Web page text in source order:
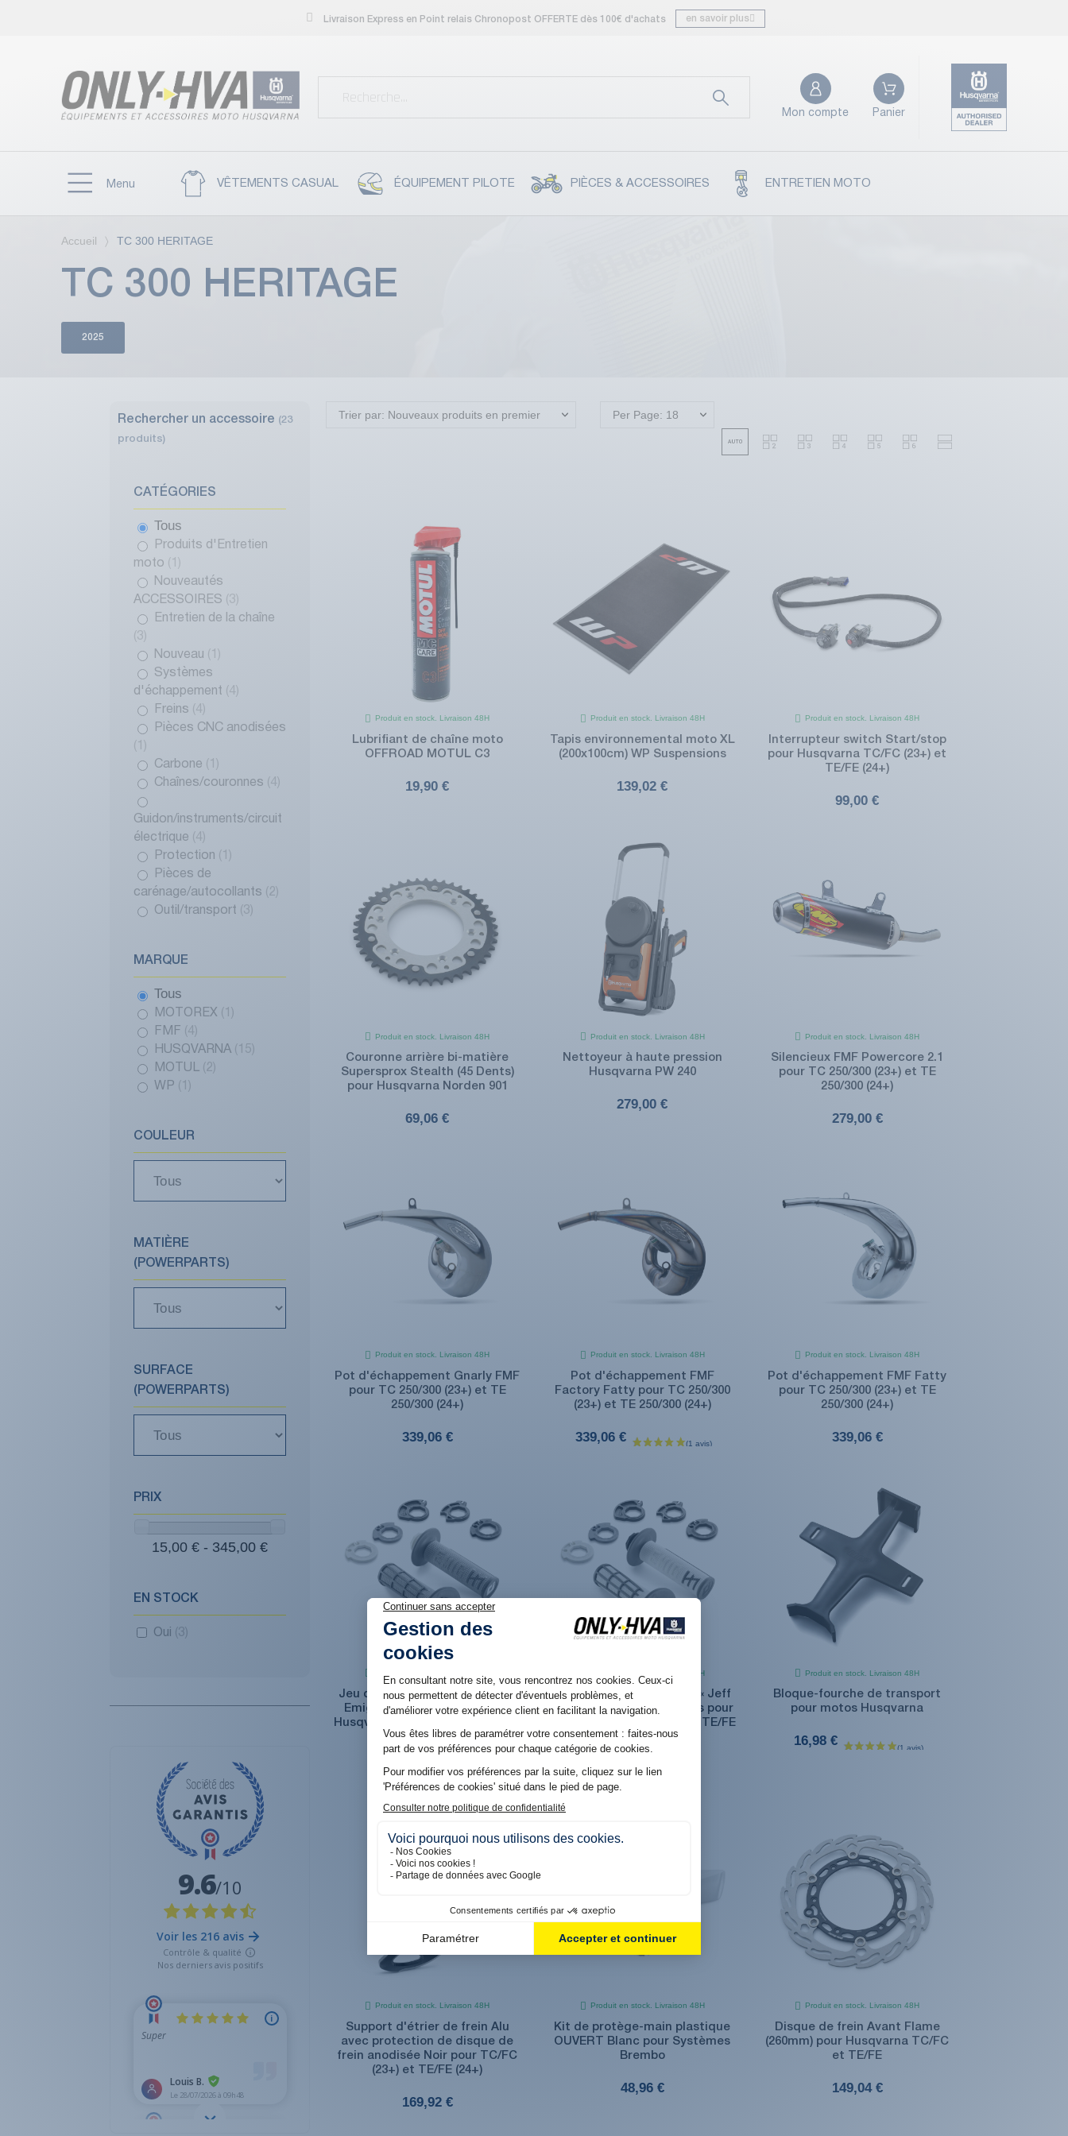
Livraison Express en Point relais Chronopost OFFERTE dès 100€ d'achats en savoir plus
Mon compte Panier
Menu VÊTEMENTS CASUAL ÉQUIPEMENT PILOTE PIÈCES & ACCESSOIRES ENTRETIEN MOTO
Accueil TC 300 HERITAGE
TC 300 HERITAGE
2025
Rechercher un accessoire (23
produits)
CATÉGORIES
Tous
Produits d'Entretien
moto
Nouveautés
ACCESSOIRES
(3)
Entretien de la chaîne
(3)
Nouveau
Systèmes
d'échappement
(4)
Freins
(4)
Pièces CNC anodisées
Carbone
Chaînes/couronnes
(4)
Guidon/instruments/circuit
électrique
(4)
Protection
Pièces de
carénage/autocollants
(2)
Outil/transport
(3)
MARQUE
Tous
MOTOREX
FMF
(4)
HUSQVARNA
(15)
MOTUL
(2)
WP
COULEUR
MATIÈRE
(POWERPARTS)
SURFACE
(POWERPARTS)
PRIX
15,00 € - 345,00 €
EN STOCK
Oui (3)
Trier par: Nouveaux produits en premier Per Page: 18
Produit en stock. Livraison 48H
Lubrifiant de chaîne moto
OFFROAD MOTUL C3
19,90 €
Produit en stock. Livraison 48H
Tapis environnemental moto XL
(200x100cm) WP Suspensions
139,02 €
Produit en stock. Livraison 48H
Interrupteur switch Start/stop
pour Husqvarna TC/FC (23+) et
TE/FE (24+)
99,00 €
Produit en stock. Livraison 48H
Couronne arrière bi-matière
Supersprox Stealth (45 Dents)
pour Husqvarna Norden 901
69,06 €
Produit en stock. Livraison 48H
Nettoyeur à haute pression
Husqvarna PW 240
279,00 €
Produit en stock. Livraison 48H
Silencieux FMF Powercore 2.1
pour TC 250/300 (23+) et TE
250/300 (24+)
279,00 €
Produit en stock. Livraison 48H
Pot d'échappement Gnarly FMF
pour TC 250/300 (23+) et TE
250/300 (24+)
339,06 €
Produit en stock. Livraison 48H
Pot d'échappement FMF
Factory Fatty pour TC 250/300
(23+) et TE 250/300 (24+)
339,06 €
Produit en stock. Livraison 48H
Pot d'échappement FMF Fatty
pour TC 250/300 (23+) et TE
250/300 (24+)
339,06 €
Jeu de poignées lock-on « Jeff
Emig » FERMEES Grises pour
Husqvarna TC/FC (23+) et TE/FE
(24+)
34,98 €
Produit en stock. Livraison 48H
Jeu de poignées lock-on « Jeff
Emig » FERMEES Blanches pour
Husqvarna TC/FC (23+) et TE/FE
(24+)
34,98 €
Produit en stock. Livraison 48H
Bloque-fourche de transport
pour motos Husqvarna
16,98 €
Produit en stock. Livraison 48H
Support d'étrier de frein Alu
avec protection de disque de
frein anodisée Noir pour TC/FC
(23+) et TE/FE (24+)
169,92 €
Produit en stock. Livraison 48H
Kit de protège-main plastique
OUVERT Blanc pour Systèmes
Brembo
48,96 €
Produit en stock. Livraison 48H
Disque de frein Avant Flame
(260mm) pour Husqvarna TC/FC
et TE/FE
149,04 €